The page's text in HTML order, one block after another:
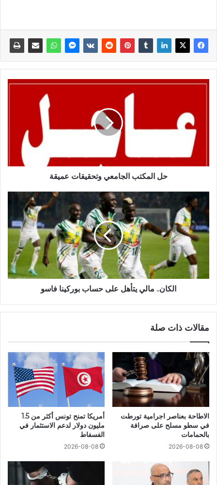
حل المكتب الجامعي وتحقيقات عميقة
الكان.. مالي يتأهل على حساب بوركينا فاسو
مقالات ذات صلة
الاطاحة بعناصر اجرامية تورطت
في سطو مسلح على صرافة
بالحمامات
2026-08-08
أمريكا تمنح تونس أكثر من 1.5
مليون دولار لدعم الاستثمار في
الفسفاط
2026-08-08